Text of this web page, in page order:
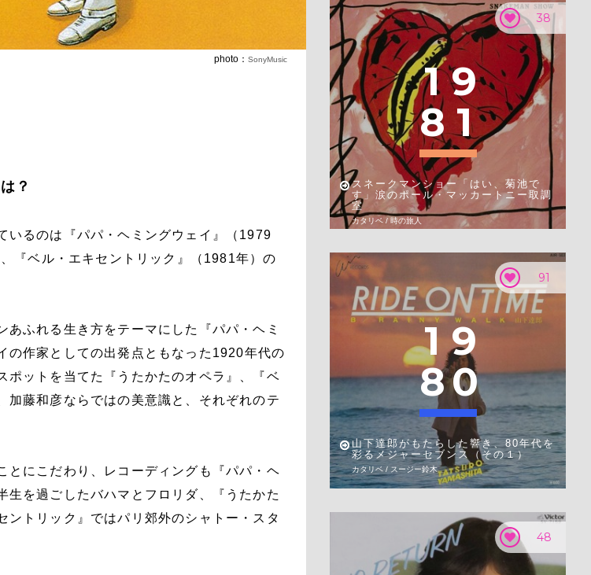
photo： SonyMusic
？
いるのは『パパ・ヘミングウェイ』（1979
『ベル・エキセントリック』（1981年）の
ふれる生き方をテーマにした『パパ・ヘミ
の作家としての出発点ともなった1920年代の
ポットを当てた『うたかたのオペラ』、『ベ
加藤和彦ならではの美意識と、それぞれのテ
とにこだわり、レコーディングも『パパ・ヘ
生を過ごしたバハマとフロリダ、『うたかた
トリック』ではパリ郊外のシャトー・スタ
38
1 9
8 1
スネークマンショー「はい、菊池で
す」涙のポール・マッカートニー取調
室
カタリベ / 時の旅人
91
1 9
80
山下達郎がもたらした響き、80年代を
彩るメジャーセブンス（その１）
カタリベ / スージー鈴木
48